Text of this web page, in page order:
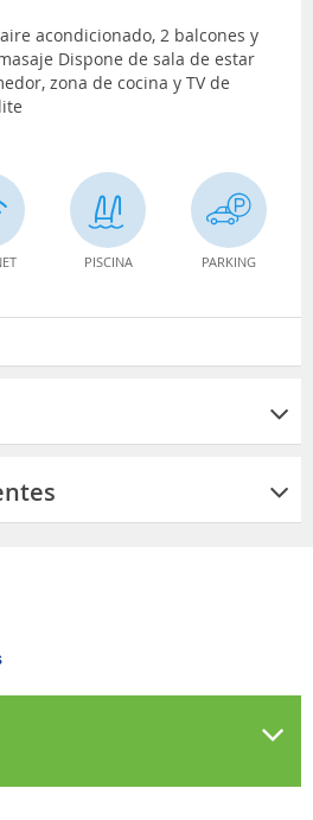
acondicionado, 2 balcones y
Dispone de sala de estar
zona de cocina y TV de
PISCINA PARKING